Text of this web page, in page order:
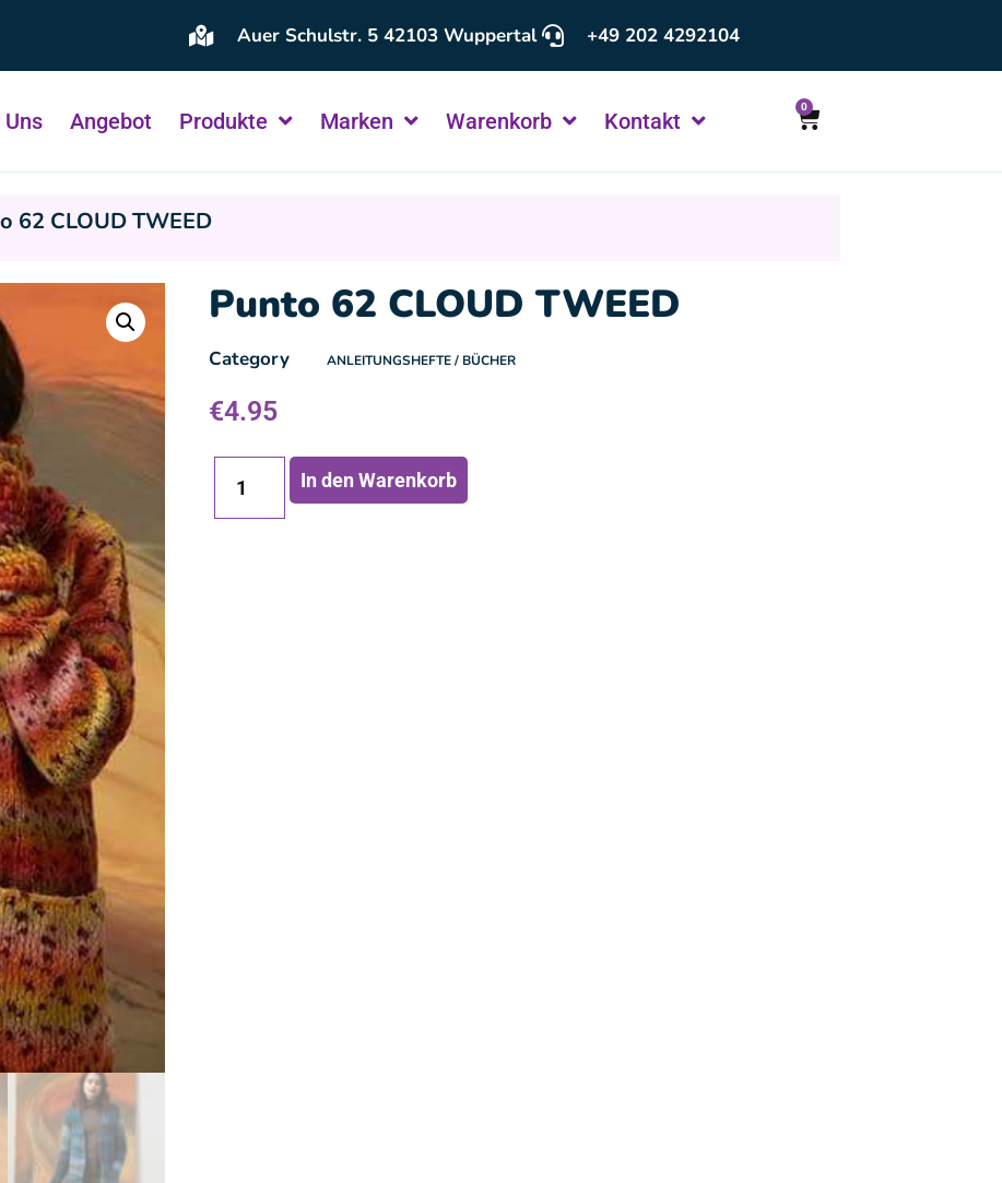
Auer Schulstr. 5 42103 Wuppertal +49 202 4292104
Uns Angebot Produkte Marken Warenkorb Kontakt
0
62 CLOUD TWEED
Punto 62 CLOUD TWEED
Category ANLEITUNGSHEFTE / BÜCHER
€4.95
In den Warenkorb